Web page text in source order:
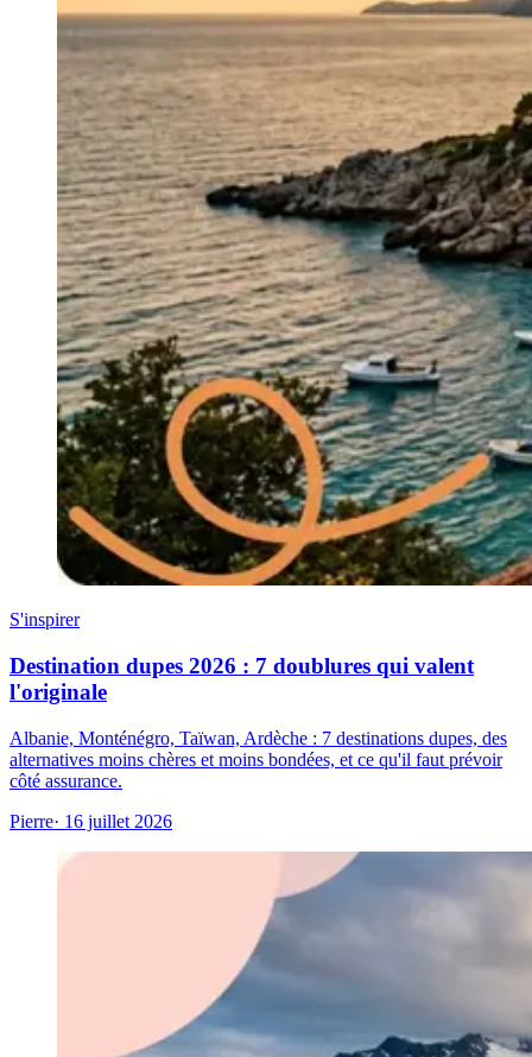
S'inspirer
Destination dupes 2026 : 7 doublures qui valent
l'originale
Albanie, Monténégro, Taïwan, Ardèche : 7 destinations dupes, des
alternatives moins chères et moins bondées, et ce qu'il faut prévoir
côté assurance.
Pierre· 16 juillet 2026